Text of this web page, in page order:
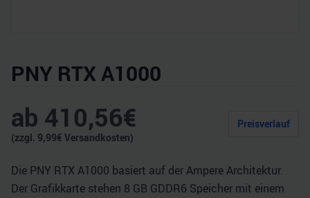
PNY RTX A1000
ab 410,56€
(zzgl. 9,99€ Versandkosten)
Preisverlauf
Die PNY RTX A1000 basiert auf der Ampere Architektur.
Der Grafikkarte stehen 8 GB GDDR6 Speicher mit einem